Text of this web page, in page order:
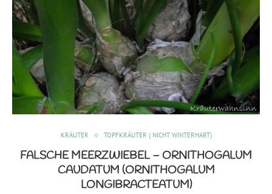
KRÄUTER TOPFKRÄUTER ( NICHT WINTERHART)
FALSCHE MEERZWIEBEL – ORNITHOGALUM
CAUDATUM (ORNITHOGALUM
LONGIBRACTEATUM)